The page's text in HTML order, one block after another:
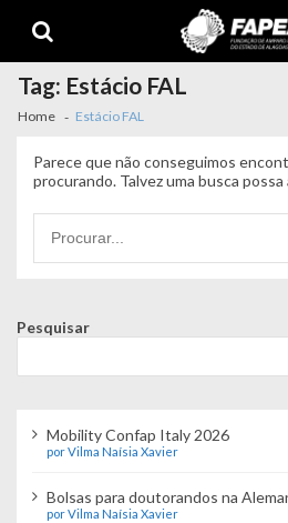
navigation
content
Tag: Estácio FAL
Home Estácio FAL
Parece que não conseguimos
procurando. Talvez uma busca possa
por:
Pesquisar
Mobility Confap Italy 2026
por Vilma Naísia Xavier
Bolsas para doutorandos na
por Vilma Naísia Xavier